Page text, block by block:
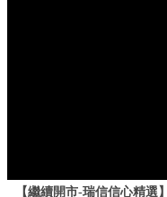
【繼續開市-瑞信信心精選